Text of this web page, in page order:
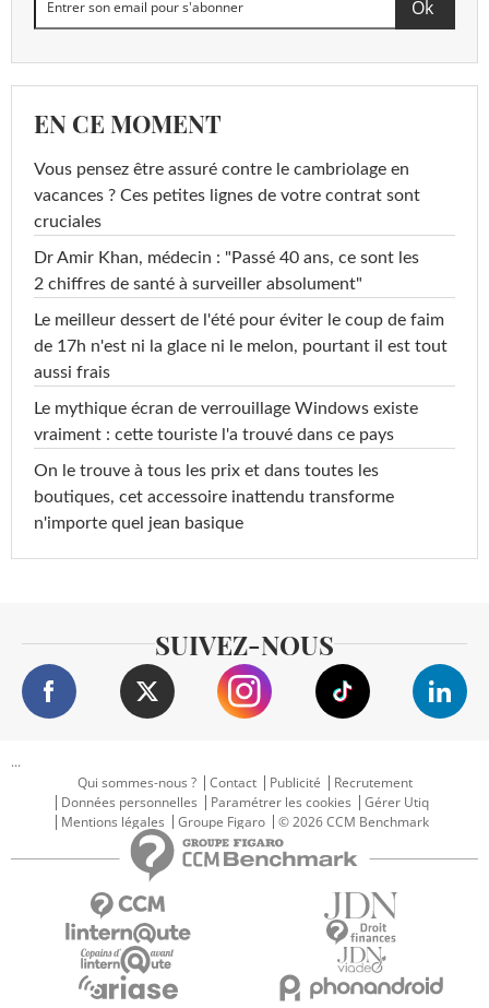
EN CE MOMENT
Vous pensez être assuré contre le cambriolage en
vacances ? Ces petites lignes de votre contrat sont
cruciales
Dr Amir Khan, médecin : "Passé 40 ans, ce sont les
2 chiffres de santé à surveiller absolument"
Le meilleur dessert de l'été pour éviter le coup de faim
de 17h n'est ni la glace ni le melon, pourtant il est tout
aussi frais
Le mythique écran de verrouillage Windows existe
vraiment : cette touriste l'a trouvé dans ce pays
On le trouve à tous les prix et dans toutes les
boutiques, cet accessoire inattendu transforme
n'importe quel jean basique
SUIVEZ-NOUS
...
Qui sommes-nous ?
Contact Publicité
Recrutement
Données personnelles
Paramétrer les cookies
Gérer Utiq
Mentions légales
Groupe Figaro © 2026 CCM Benchmark